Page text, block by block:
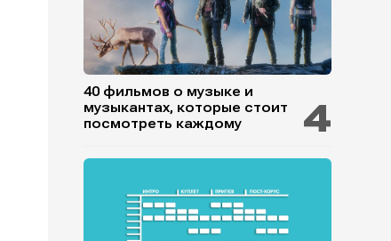
40 фильмов о музыке и
музыкантах, которые стоит
посмотреть каждому